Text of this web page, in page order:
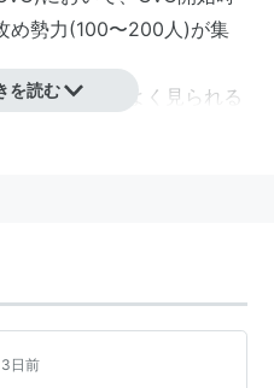
め勢力(100〜200人)が集
など）でよく見られる
ビドラマ・アニメ、ある
）の、最後の回。
を読む
3日前